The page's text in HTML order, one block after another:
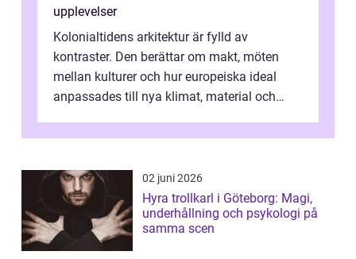
upplevelser
Kolonialtidens arkitektur är fylld av
kontraster. Den berättar om makt, möten
mellan kulturer och hur europeiska ideal
anpassades till nya klimat, material och
02 juni 2026
Hyra trollkarl i Göteborg: Magi,
underhållning och psykologi på
samma scen